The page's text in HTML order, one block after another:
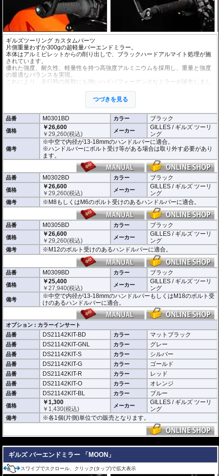
ギルズツーリング カスタムパーツ
片側重量わずか300gの超軽量バーエンドミラー。
本体はアルミビレットからの削り出しで、ブラックハードアルマイト処理が施
されています。
優れた強度、耐久性、軽量性を持つ高強度アルミニウムを採用し、重量と強度
の最適なバランスを実現。
これにより、走行時の振動にも強いハイパフォーマンスなミラーが誕生しまし
ミラーの角度や位置も調整が可能。視認性など安全へ関わる要素へも細心の注
※車検対応。
※1個単位での販売
※左右どちらにも使用できます。
※商品は汎用品となり、主に２系統の取り付け方法をラインナップ。
(取付確認がされているものは下記の適合検索で適合品番をご確認いただけま
M0301BD 中空で内径が13-18mmのハンドルバーに適合
M0302BD M8もしくはM6のボルト受けのあるハンドルバーに適合
M0305BD M12のボルト受けのあるハンドルバーに適合
M0309BD 中空で内径が13-18mmのハンドルバーもしくはM18のボルト受け
のあるハンドルバーに適合
別売オプションにカラーインサートをご用意。
車体のイメージに合わせたカスタムが可能となり、ワンポイントアクセントと
してその存在感を高めます。
つづきを見る
品番 M0301BD カラー ブラック
価格
￥26,600
￥29,260(税込) メーカー
GILLES / ギルズ ツーリ
ング
備考
※中空で内径が13-18mmのハンドルバーに適合。
※ハンドルバーにボルト受け等がある場合は取り外す必要があり
ます。
品番 M0302BD カラー ブラック
価格
￥26,600
￥29,260(税込) メーカー
GILLES / ギルズ ツーリ
ング
備考 ※M8もしくはM6のボルト受けのあるハンドルバーに適合。
品番 M0305BD カラー ブラック
価格
￥26,600
￥29,260(税込) メーカー
GILLES / ギルズ ツーリ
ング
備考 ※M12のボルト受けのあるハンドルバーに適合。
品番 M0309BD カラー ブラック
価格
￥25,400
￥27,940(税込) メーカー
GILLES / ギルズ ツーリ
ング
備考
※中空で内径が13-18mmのハンドルバーもしくはM18のボルト受
けのあるハンドルバーに適合。
オプション : カラーインサート
品番
DS21142KIT-BD カラー マットブラック
品番 DS21142KIT-GNL カラー グレー
品番 DS21142KIT-S カラー シルバー
品番 DS21142KIT-G カラー ゴールド
品番 DS21142KIT-R カラー レッド
品番 DS21142KIT-O カラー オレンジ
品番 DS21142KIT-BL カラー ブルー
価格
￥1,300
￥ 1,430(税込) メーカー
GILLES / ギルズ ツーリ
ング
備考 ※各1個(片側)単位での販売となります。
ギルズ バーエンドミラー 「MOON」
スワイプでスクロール、クリック(タップ)で拡大表示